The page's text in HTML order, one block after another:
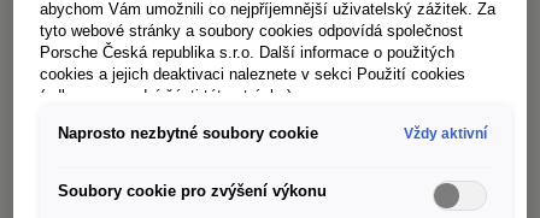
abychom Vám umožnili co nejpříjemnější uživatelský zážitek. Za
tyto webové stránky a soubory cookies odpovídá společnost
Porsche Česká republika s.r.o. Další informace o použitých
cookies a jejich deaktivaci naleznete v sekci Použití cookies
(odkaz ve spodní části této stránky).
Naprosto nezbytné soubory cookie Vždy aktivní
Soubory cookie pro zvýšení výkonu